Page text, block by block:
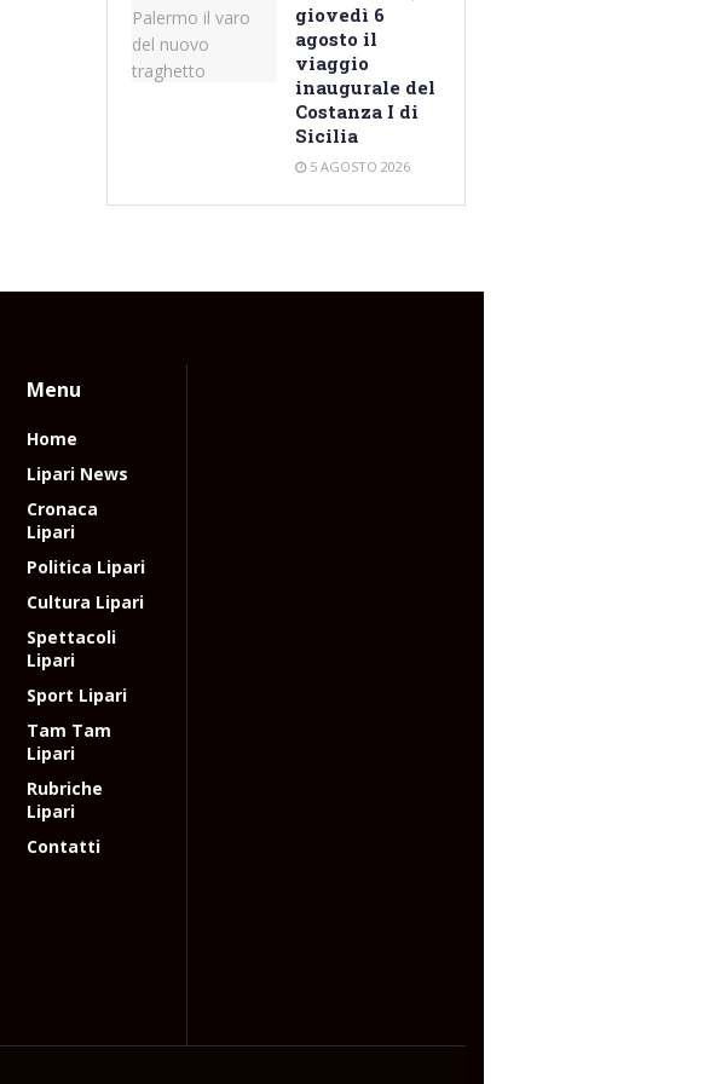
giovedì 6
agosto il
viaggio
inaugurale del
Costanza I di
Sicilia
5 AGOSTO 2026
Menu
Home
Lipari News
Cronaca
Lipari
Politica Lipari
Cultura Lipari
Spettacoli
Lipari
Sport Lipari
Tam Tam
Lipari
Rubriche
Lipari
Contatti